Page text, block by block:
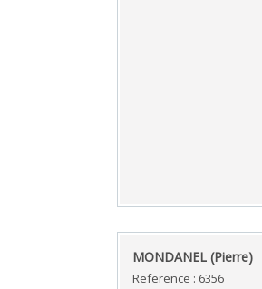
‎MONDANEL (Pierre) ‎
Reference : 6356